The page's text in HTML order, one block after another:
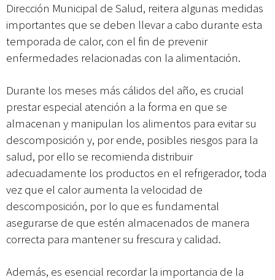
Dirección Municipal de Salud, reitera algunas medidas
importantes que se deben llevar a cabo durante esta
temporada de calor, con el fin de prevenir
enfermedades relacionadas con la alimentación.
Durante los meses más cálidos del año, es crucial
prestar especial atención a la forma en que se
almacenan y manipulan los alimentos para evitar su
descomposición y, por ende, posibles riesgos para la
salud, por ello se recomienda distribuir
adecuadamente los productos en el refrigerador, toda
vez que el calor aumenta la velocidad de
descomposición, por lo que es fundamental
asegurarse de que estén almacenados de manera
correcta para mantener su frescura y calidad.
Además, es esencial recordar la importancia de la